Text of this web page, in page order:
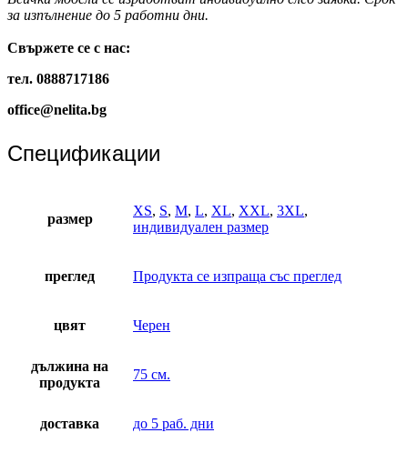
за изпълнение до 5 работни дни.
Свържете се с нас:
тел. 0888717186
office@nelita.bg
Спецификации
размер
XS, S, M, L, XL, XXL, 3XL,
индивидуален размер
преглед Продукта се изпраща със преглед
цвят Черен
дължина на
продукта
75 см.
доставка до 5 раб. дни